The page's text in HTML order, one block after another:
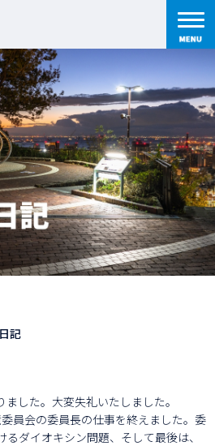
記
した。大変失礼いたしました。
員会の委員長の仕事を終えました。委
ダイオキシン問題、そして最後は、